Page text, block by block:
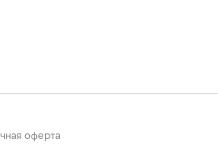
оферта